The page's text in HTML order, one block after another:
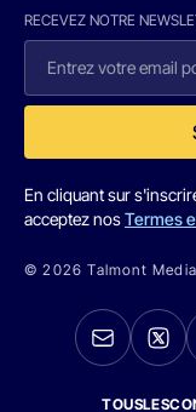
RECEVEZ NOTRE
En cliquant sur
acceptez nosTermes
© 2026 Talmont